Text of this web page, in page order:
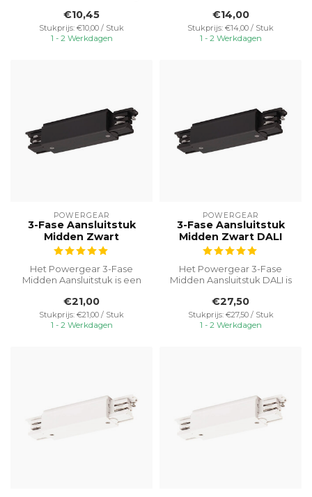
zorg...
€10,45
Stukprijs: €10,00 / Stuk
1 - 2 Werkdagen
onderdeel dat...
€14,00
Stukprijs: €14,00 / Stuk
1 - 2 Werkdagen
POWERGEAR
3-Fase Aansluitstuk
Midden Zwart
Het Powergear 3-Fase
Midden Aansluitstuk is een
onderdeel ...
€21,00
Stukprijs: €21,00 / Stuk
1 - 2 Werkdagen
POWERGEAR
3-Fase Aansluitstuk
Midden Zwart DALI
Het Powergear 3-Fase
Midden Aansluitstuk DALI is
betrouwbaar on...
€27,50
Stukprijs: €27,50 / Stuk
1 - 2 Werkdagen